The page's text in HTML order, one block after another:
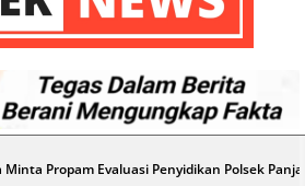
Minta Propam Evaluasi Penyidikan Polsek